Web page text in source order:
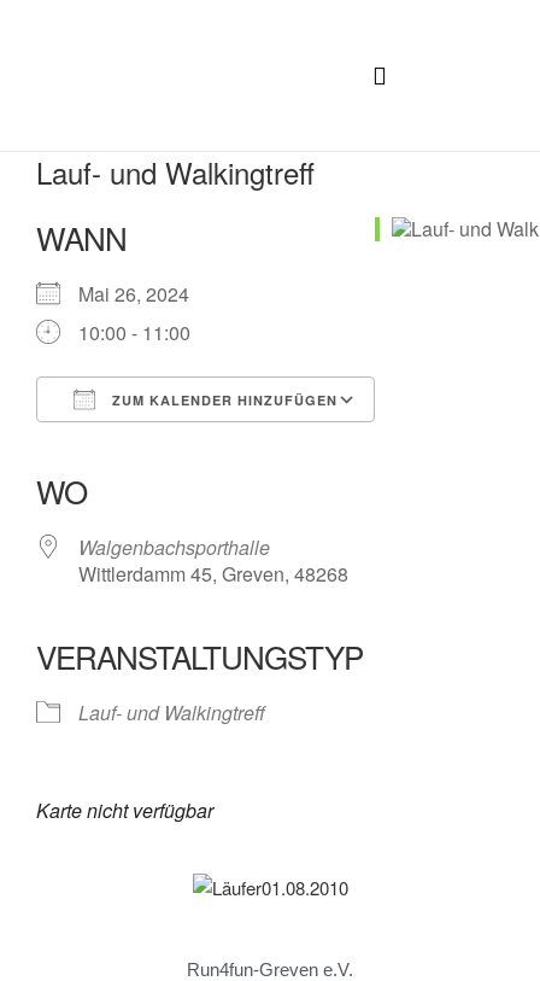
Lauf- und Walkingtreff
WANN
Mai 26, 2024
10:00 - 11:00
ZUM KALENDER HINZUFÜGEN
WO
Walgenbachsporthalle
Wittlerdamm 45, Greven, 48268
VERANSTALTUNGSTYP
Lauf- und Walkingtreff
Karte nicht verfügbar
Run4fun-Greven e.V.